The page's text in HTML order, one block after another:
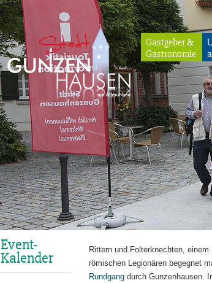
Gunzenhausen
Gastgeber &
Gastronomie
Rittern und Folterknechten, einem
römischen Legionären begegnet
Rundgang durch Gunzenhausen.
Event-
Kalender